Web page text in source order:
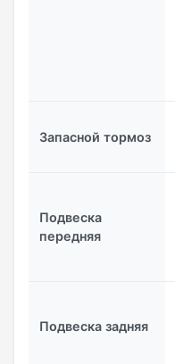
Запасной тормоз
Подвеска
передняя
Подвеска задняя